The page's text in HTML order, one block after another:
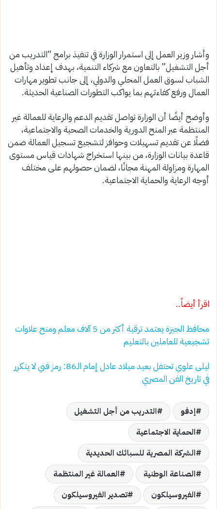
وأشار وزير العمل إلى استمرار الوزارة في تنفيذ برامج “التدريب من
أجل التشغيل” بالتعاون مع شركاء التنمية، بهدف إعداد وتأهيل
الشباب لسوق العمل المحلي والدولي، إلى جانب تطوير مهارات
العمال ورفع كفاءتهم بما يواكب التطورات الصناعية الحديثة.
وأوضح أيضًا أن الوزارة تواصل تقديم الدعم والرعاية للعمالة غير
المنتظمة عبر المنح الدورية والخدمات الصحية والاجتماعية،
فضلًا عن تقديم تسهيلات وحوافز لتشجيع تسجيل العمالة ضمن
قاعدة بيانات الوزارة، من بينها استخراج شهادات قياس مستوى
المهارة ومزاولة المهنة مجانًا، لضمان حصولهم على مختلف
أوجه الرعاية والحماية الاجتماعية.
اقرأ أيضاً..
محافظ الجيزة يعتمد ترقية أكثر من 5 آلاف معلم ومنح علاوات
تشجيعية للعاملين بالتعليم
ليلى علوي تحتفل بعيد ميلاد عادل إمام الـ86: رمز فني لا يتكرر
في تاريخ الفن المصري
إدفو
التدريب من أجل التشغيل
الحماية الاجتماعية
الشركة المصرية للسبائك الحديدية
الصناعة الوطنية
العمالة غير المنتظمة
الفيروسيلكون
تصدير الفيروسيلكون